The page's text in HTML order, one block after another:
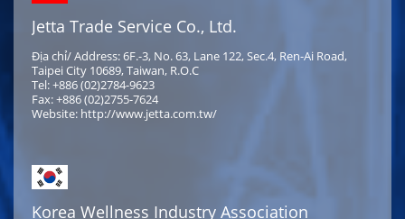
Jetta Trade Service Co., Ltd.
Địa chỉ/ Address: 6F.-3, No. 63, Lane 122, Sec.4, Ren-Ai Road,
Taipei City 10689, Taiwan, R.O.C
Tel: +886 (02)2784-9623
Fax: +886 (02)2755-7624
Website: http://www.jetta.com.tw/
Korea Wellness Industry Association